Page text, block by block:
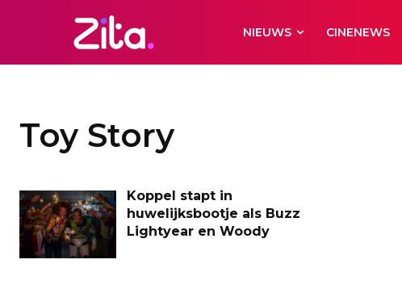
NIEUWS CINENEWS
Toy Story
Koppel stapt in
huwelijksbootje als Buzz
Lightyear en Woody